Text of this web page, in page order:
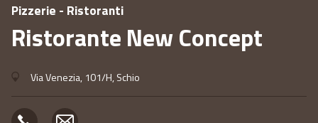
Pizzerie - Ristoranti
Ristorante New Concept
Via Venezia, 101/H, Schio